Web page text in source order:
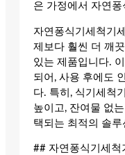
은 가정에서 자연
자연퐁식기세척기
제보다 훨씬 더 깨
있는 제품입니다.
되어, 사용 후에도
다. 특히, 식기세척
높이고, 잔여물 없
택되는 최적의 솔
## 자연퐁식기세척